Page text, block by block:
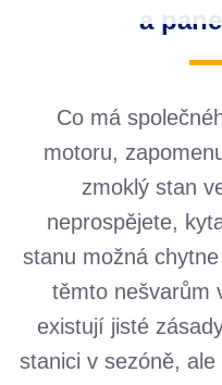
a
Co má
motoru,
zmoklý stan
neprospějete,
stanu možná
těmto nešvarům
existují jisté
stanici v sezóně,